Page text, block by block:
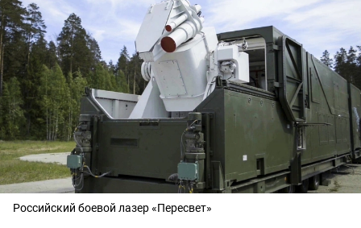
Российский боевой лазер «Пересвет»